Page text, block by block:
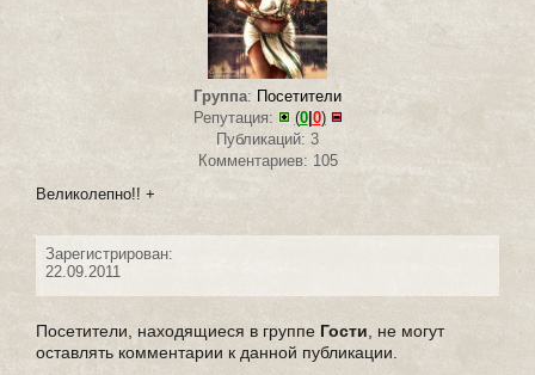
Группа: Посетители
Репутация:
(0|0)
Публикаций: 3
Комментариев: 105
Великолепно!! +
Зарегистрирован:
22.09.2011
Посетители, находящиеся в группе Гости , не могут
оставлять комментарии к данной публикации.